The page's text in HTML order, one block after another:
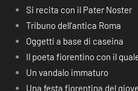
Si recita con il Pater Noster
Tribuno dell’antica Roma
Oggetti a base di caseina
Il poeta fiorentino con il
Un vandalo immaturo
Una festa fiorentina del